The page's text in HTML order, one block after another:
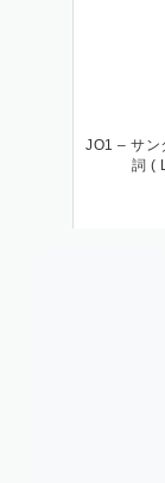
JO1 – サン
詞 (